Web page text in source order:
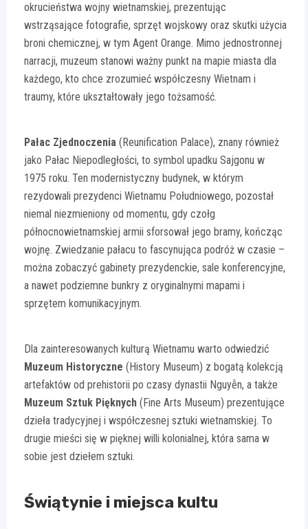
okrucieństwa wojny wietnamskiej, prezentując
wstrząsające fotografie, sprzęt wojskowy oraz skutki użycia
broni chemicznej, w tym Agent Orange. Mimo jednostronnej
narracji, muzeum stanowi ważny punkt na mapie miasta dla
każdego, kto chce zrozumieć współczesny Wietnam i
traumy, które ukształtowały jego tożsamość.
Pałac Zjednoczenia (Reunification Palace), znany również
jako Pałac Niepodległości, to symbol upadku Sajgonu w
1975 roku. Ten modernistyczny budynek, w którym
rezydowali prezydenci Wietnamu Południowego, pozostał
niemal niezmieniony od momentu, gdy czołg
północnowietnamskiej armii sforsował jego bramy, kończąc
wojnę. Zwiedzanie pałacu to fascynująca podróż w czasie –
można zobaczyć gabinety prezydenckie, sale konferencyjne,
a nawet podziemne bunkry z oryginalnymi mapami i
sprzętem komunikacyjnym.
Dla zainteresowanych kulturą Wietnamu warto odwiedzić
Muzeum Historyczne (History Museum) z bogatą kolekcją
artefaktów od prehistorii po czasy dynastii Nguyễn, a także
Muzeum Sztuk Pięknych (Fine Arts Museum) prezentujące
dzieła tradycyjnej i współczesnej sztuki wietnamskiej. To
drugie mieści się w pięknej willi kolonialnej, która sama w
sobie jest dziełem sztuki.
Świątynie i miejsca kultu